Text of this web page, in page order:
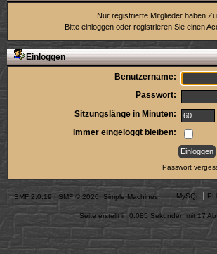
Nur registrierte Mitglieder haben
Bitte einloggen oder registrieren Sie einen
Einloggen
Benutzername:
Passwort:
Sitzungslänge in Minuten:
Immer eingeloggt bleiben:
Passwort
SMF 2.0.19 | SMF © 2020 ,Simple Machines MySQL
Seite erstellt in 0.085 Sekunden mit 17